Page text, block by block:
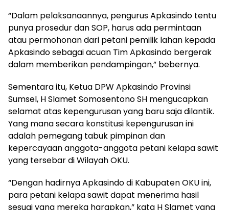
“Dalam pelaksanaannya, pengurus Apkasindo tentu
punya prosedur dan SOP, harus ada permintaan
atau permohonan dari petani pemilik lahan kepada
Apkasindo sebagai acuan Tim Apkasindo bergerak
dalam memberikan pendampingan,” bebernya.
Sementara itu, Ketua DPW Apkasindo Provinsi
Sumsel, H Slamet Somosentono SH mengucapkan
selamat atas kepengurusan yang baru saja dilantik.
Yang mana secara konstitusi kepengurusan ini
adalah pemegang tabuk pimpinan dan
kepercayaan anggota-anggota petani kelapa sawit
yang tersebar di Wilayah OKU.
“Dengan hadirnya Apkasindo di Kabupaten OKU ini,
para petani kelapa sawit dapat menerima hasil
sesuai yang mereka harapkan,” kata H Slamet yang